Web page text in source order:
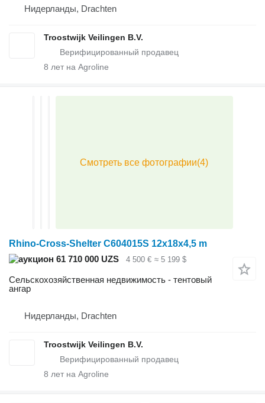
Нидерланды, Drachten
Troostwijk Veilingen B.V.
8 лет на Agroline
Rhino-Cross-Shelter C604015S 12x18x4,5 m
61 710 000 UZS
4 500 € ≈ 5 199 $
Сельскохозяйственная недвижимость - тентовый
ангар
Нидерланды, Drachten
Troostwijk Veilingen B.V.
8 лет на Agroline